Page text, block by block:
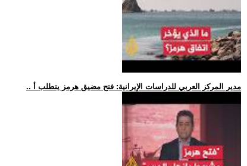
.. مدير المركز العربي للدراسات الإيرانية: فتح مضيق هرمز يتطلب أ